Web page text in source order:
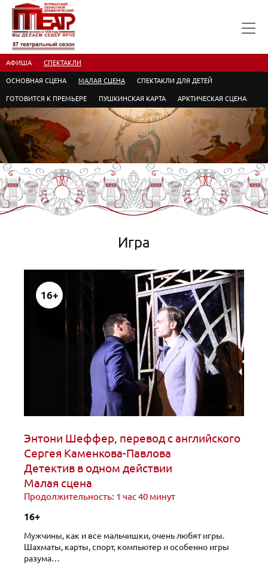
АФИША СПЕКТАКЛИ
ОСНОВНАЯ СЦЕНА МАЛАЯ СЦЕНА СПЕКТАКЛИ ДЛЯ ДЕТЕЙ
ГОТОВИТСЯ К ПРЕМЬЕРЕ ПУШКИНСКАЯ КАРТА АРКТИЧЕСКАЯ СЦЕНА
Игра
16+
Энтони Шеффер, перевод с английского
Сергея Каменкова-Павлова
Детектив в одном действии
Малая сцена
Продолжительность: 1 час 40 минут
16+
Мужчины, как и все мальчишки, очень любят игры.
Шахматы, карты, спорт, компьютер и особенно игры
разума…